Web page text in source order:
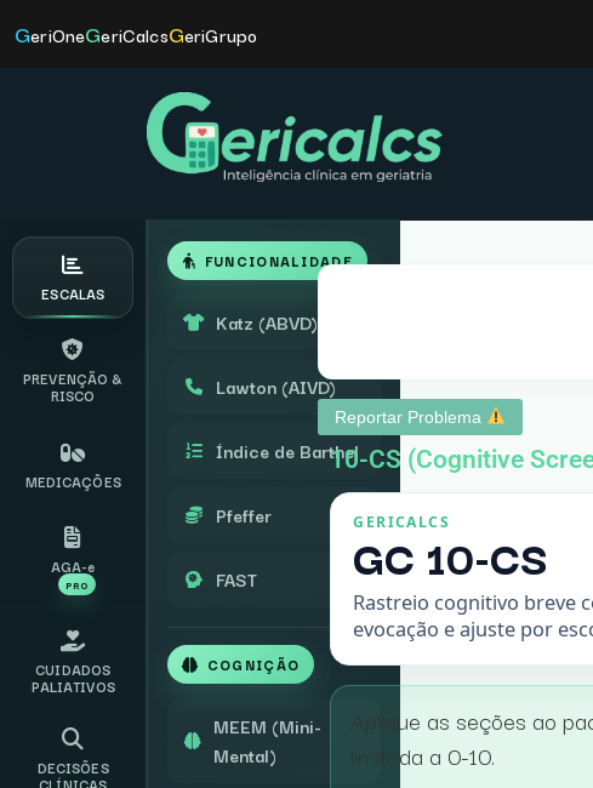
GeriOneGeriCalcsGeriGrupo
ESCALAS
PREVENÇÃO &
RISCO
MEDICAÇÕES
AGA-e
PRO
CUIDADOS
PALIATIVOS
DECISÕES
FUNCIONALIDADE
Katz (ABVD)
Lawton (AIVD)
Índice de Barthel
Pfeffer
FAST
COGNIÇÃO
MEEM (Mini-
Mental)
Reportar Problema
10-CS (Cognitive
GERICALCS
GC 10-CS
Rastreio cognitivo breve
evocação e ajuste por
Aplique as seções ao
limitada a 0-10.